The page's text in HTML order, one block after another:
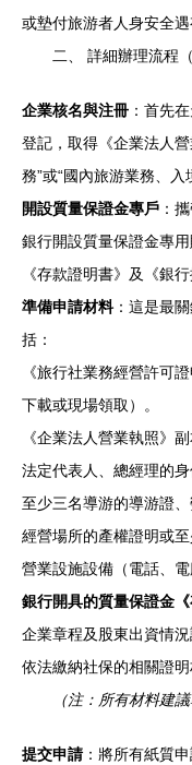
或墊付旅游者人身安全
二、 詳細辦理流程
企業核名與注冊 ：首先
登記，取得《企業法人
務”或“國內旅游業務、入
開設質量保證金專戶 ：
銀行開設質量保證金專
《存款證明書》及《銀
準備申請材料：這是最
括：
《旅行社業務經營許可
下載或現場領取）。
《企業法人營業執照》副
法定代表人、總經理的身
至少三名導游的導游證
經營場所的產權證明或
營業設施設備（電話、電
銀行開具的質量保證金
企業章程及股東出資情況
依法繳納社保的相關證明
（注：所有材料建
提交申請：將所有紙質